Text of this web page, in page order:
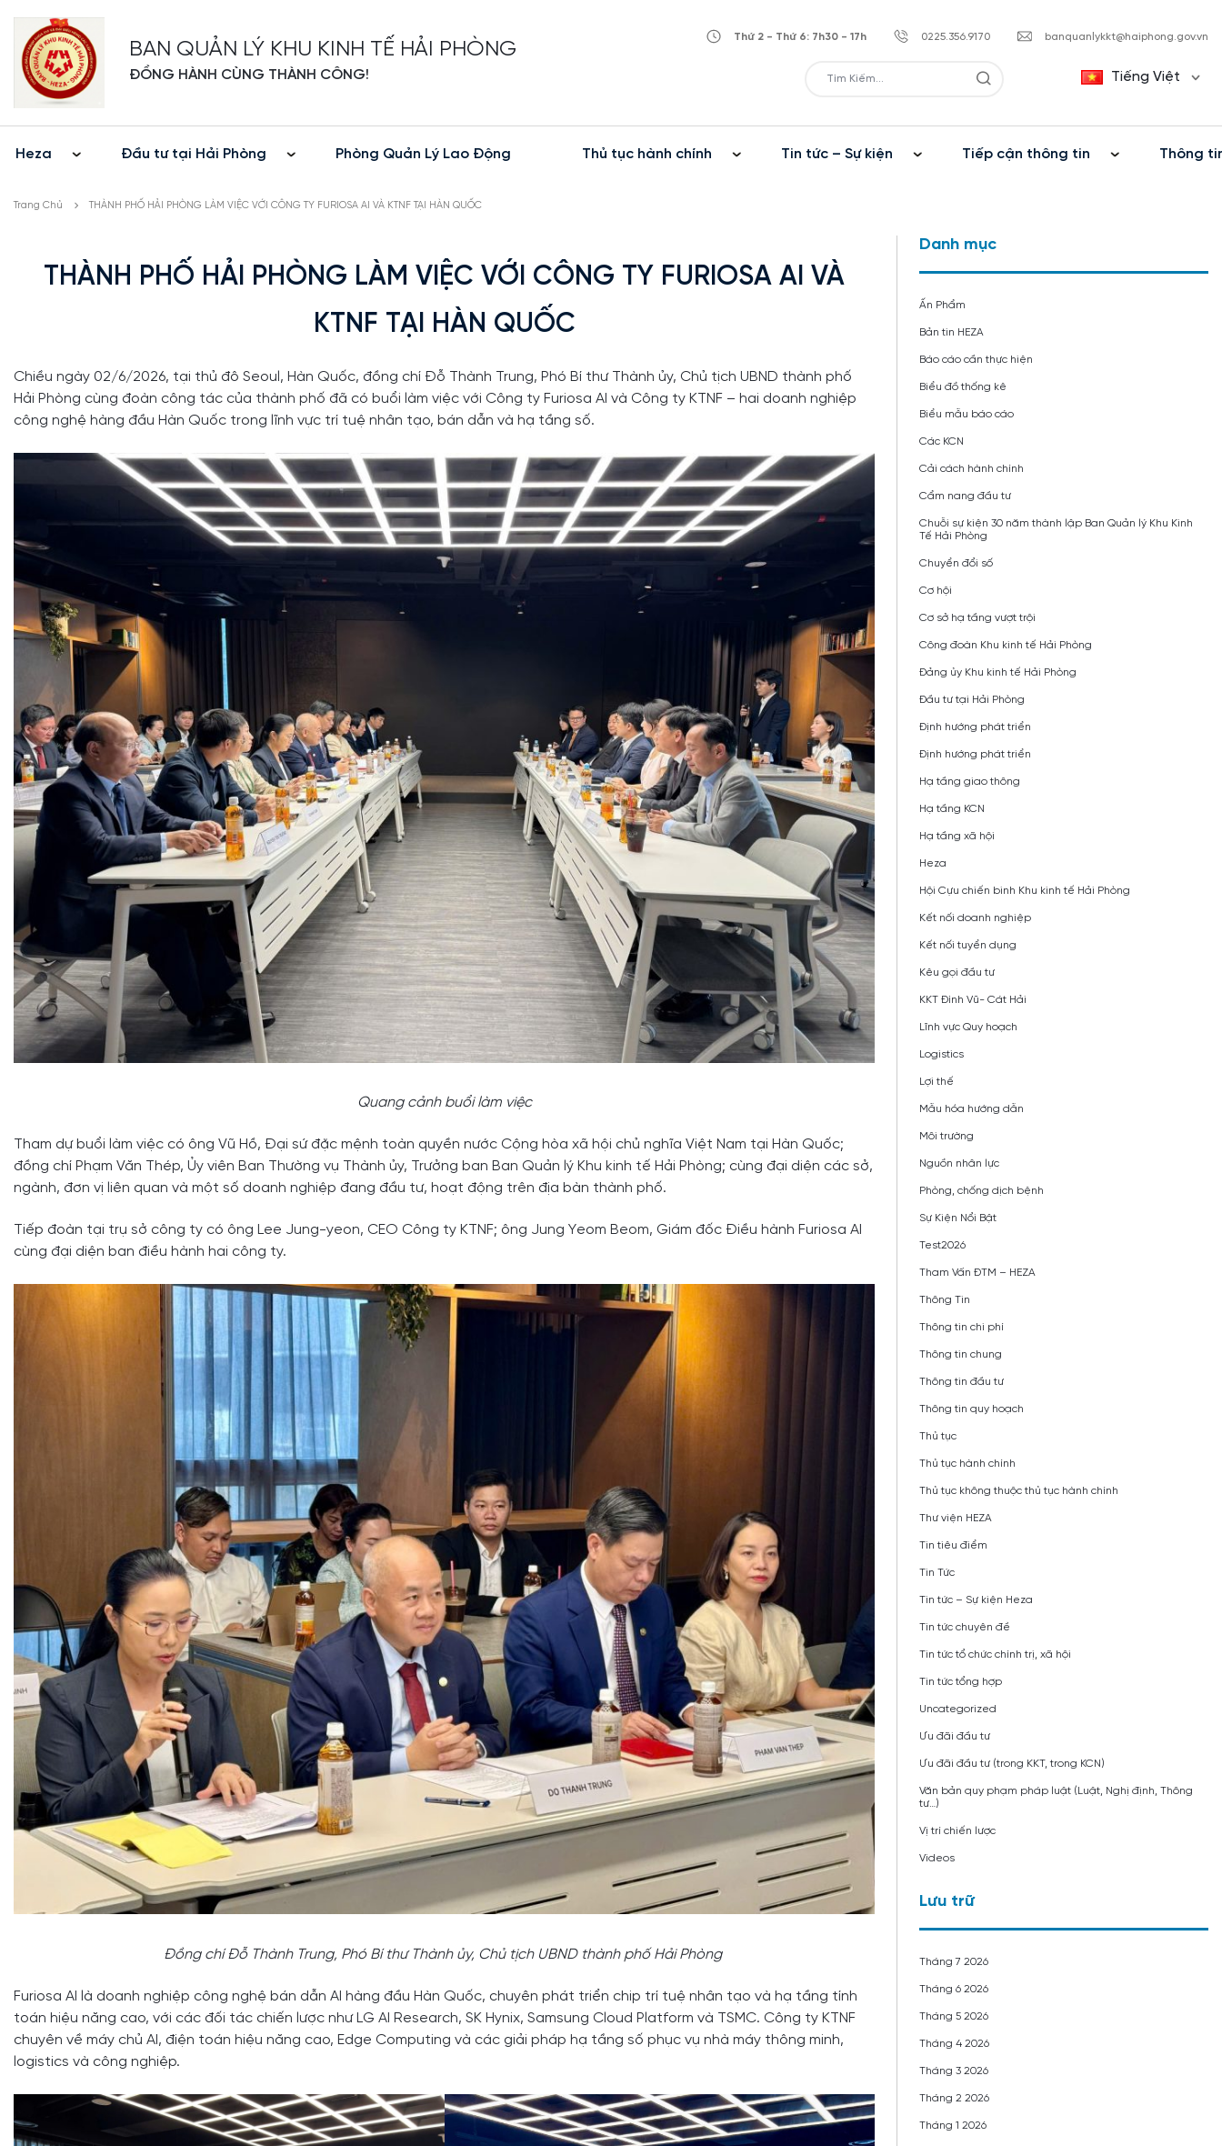
BAN QUẢN LÝ KHU KINH TẾ HẢI PHÒNG
ĐỒNG HÀNH CÙNG THÀNH CÔNG!
Thứ 2 - Thứ 6: 7h30 - 17h 0225.356.9170 banquanlykkt@haiphong.gov.vn
Tiếng Việt
Heza Đầu tư tại Hải Phòng Phòng Quản Lý Lao Động Thủ tục hành chính Tin tức – Sự kiện Tiếp cận thông tin Thông
Trang Chủ THÀNH PHỐ HẢI PHÒNG LÀM VIỆC VỚI CÔNG TY FURIOSA AI VÀ KTNF TẠI HÀN QUỐC
THÀNH PHỐ HẢI PHÒNG LÀM VIỆC VỚI CÔNG TY FURIOSA AI VÀ
KTNF TẠI HÀN QUỐC
Chiều ngày 02/6/2026, tại thủ đô Seoul, Hàn Quốc, đồng chí Đỗ Thành Trung, Phó Bí thư Thành ủy, Chủ tịch UBND thành phố
Hải Phòng cùng đoàn công tác của thành phố đã có buổi làm việc với Công ty Furiosa AI và Công ty KTNF – hai doanh nghiệp
công nghệ hàng đầu Hàn Quốc trong lĩnh vực trí tuệ nhân tạo, bán dẫn và hạ tầng số.
Quang cảnh buổi làm việc
Tham dự buổi làm việc có ông Vũ Hồ, Đại sứ đặc mệnh toàn quyền nước Cộng hòa xã hội chủ nghĩa Việt Nam tại Hàn Quốc;
đồng chí Phạm Văn Thép, Ủy viên Ban Thường vụ Thành ủy, Trưởng ban Ban Quản lý Khu kinh tế Hải Phòng; cùng đại diện các sở,
ngành, đơn vị liên quan và một số doanh nghiệp đang đầu tư, hoạt động trên địa bàn thành phố.
Tiếp đoàn tại trụ sở công ty có ông Lee Jung-yeon, CEO Công ty KTNF; ông Jung Yeom Beom, Giám đốc Điều hành Furiosa AI
cùng đại diện ban điều hành hai công ty.
Đồng chí Đỗ Thành Trung, Phó Bí thư Thành ủy, Chủ tịch UBND thành phố Hải Phòng
Furiosa AI là doanh nghiệp công nghệ bán dẫn AI hàng đầu Hàn Quốc, chuyên phát triển chip trí tuệ nhân tạo và hạ tầng tính
toán hiệu năng cao, với các đối tác chiến lược như LG AI Research, SK Hynix, Samsung Cloud Platform và TSMC. Công ty KTNF
chuyên về máy chủ AI, điện toán hiệu năng cao, Edge Computing và các giải pháp hạ tầng số phục vụ nhà máy thông minh,
logistics và công nghiệp.
Danh mục
Ấn Phẩm
Bản tin HEZA
Báo cáo cần thực hiện
Biểu đồ thống kê
Biểu mẫu báo cáo
Các KCN
Cải cách hành chính
Cẩm nang đầu tư
Chuỗi sự kiện 30 năm thành lập Ban Quản lý Khu Kinh
Tế Hải Phòng
Chuyển đổi số
Cơ hội
Cơ sở hạ tầng vượt trội
Công đoàn Khu kinh tế Hải Phòng
Đảng ủy Khu kinh tế Hải Phòng
Đầu tư tại Hải Phòng
Định hướng phát triển
Định hướng phát triển
Hạ tầng giao thông
Hạ tầng KCN
Hạ tầng xã hội
Heza
Hội Cựu chiến binh Khu kinh tế Hải Phòng
Kết nối doanh nghiệp
Kết nối tuyển dụng
Kêu gọi đầu tư
KKT Đình Vũ- Cát Hải
Lĩnh vực Quy hoạch
Logistics
Lợi thế
Mẫu hóa hướng dẫn
Môi trường
Nguồn nhân lực
Phòng, chống dịch bệnh
Sự Kiện Nổi Bật
Test2026
Tham Vấn ĐTM – HEZA
Thông Tin
Thông tin chi phí
Thông tin chung
Thông tin đầu tư
Thông tin quy hoạch
Thủ tục
Thủ tục hành chính
Thủ tục không thuộc thủ tục hành chính
Thư viện HEZA
Tin tiêu điểm
Tin Tức
Tin tức – Sự kiện Heza
Tin tức chuyên đề
Tin tức tổ chức chính trị, xã hội
Tin tức tổng hợp
Uncategorized
Ưu đãi đầu tư
Ưu đãi đầu tư (trong KKT, trong KCN)
Văn bản quy phạm pháp luật (Luật, Nghị định, Thông
tư…)
Vị trí chiến lược
Videos
Lưu trữ
Tháng 7 2026
Tháng 6 2026
Tháng 5 2026
Tháng 4 2026
Tháng 3 2026
Tháng 2 2026
Tháng 1 2026